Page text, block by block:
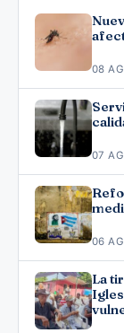
08
07
06
La